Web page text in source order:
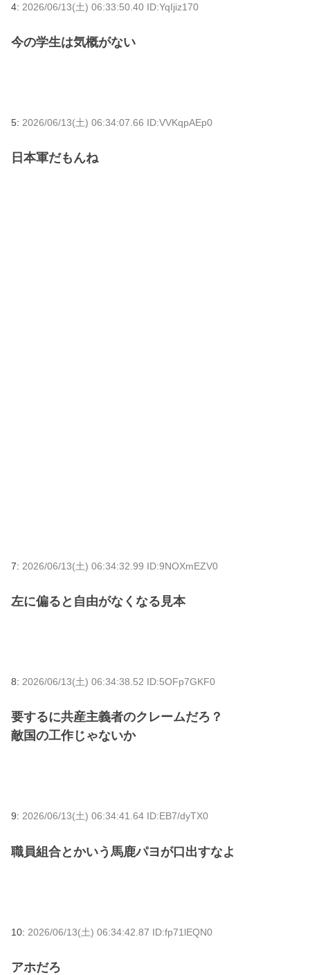
4: 2026/06/13(土) 06:33:50.40 ID:YqIjiz170
今の学生は気概がない
5: 2026/06/13(土) 06:34:07.66 ID:VVKqpAEp0
日本軍だもんね
7: 2026/06/13(土) 06:34:32.99 ID:9NOXmEZV0
左に偏ると自由がなくなる見本
8: 2026/06/13(土) 06:34:38.52 ID:5OFp7GKF0
要するに共産主義者のクレームだろ？
敵国の工作じゃないか
9: 2026/06/13(土) 06:34:41.64 ID:EB7/dyTX0
職員組合とかいう馬鹿パヨが口出すなよ
10: 2026/06/13(土) 06:34:42.87 ID:fp71lEQN0
アホだろ